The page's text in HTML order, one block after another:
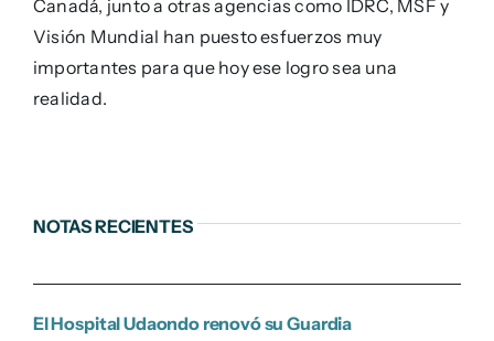
Canadá, junto a otras agencias como IDRC, MSF y
Visión Mundial han puesto esfuerzos muy
importantes para que hoy ese logro sea una
realidad.
NOTAS RECIENTES
El Hospital Udaondo renovó su Guardia